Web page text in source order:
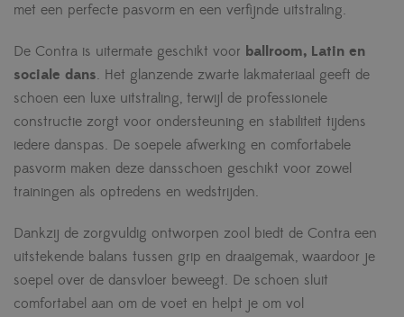
met een perfecte pasvorm en een verfijnde uitstraling.
De Contra is uitermate geschikt voor ballroom, Latin en
sociale dans. Het glanzende zwarte lakmateriaal geeft de
schoen een luxe uitstraling, terwijl de professionele
constructie zorgt voor ondersteuning en stabiliteit tijdens
iedere danspas. De soepele afwerking en comfortabele
pasvorm maken deze dansschoen geschikt voor zowel
trainingen als optredens en wedstrijden.
Dankzij de zorgvuldig ontworpen zool biedt de Contra een
uitstekende balans tussen grip en draaigemak, waardoor je
soepel over de dansvloer beweegt. De schoen sluit
comfortabel aan om de voet en helpt je om vol